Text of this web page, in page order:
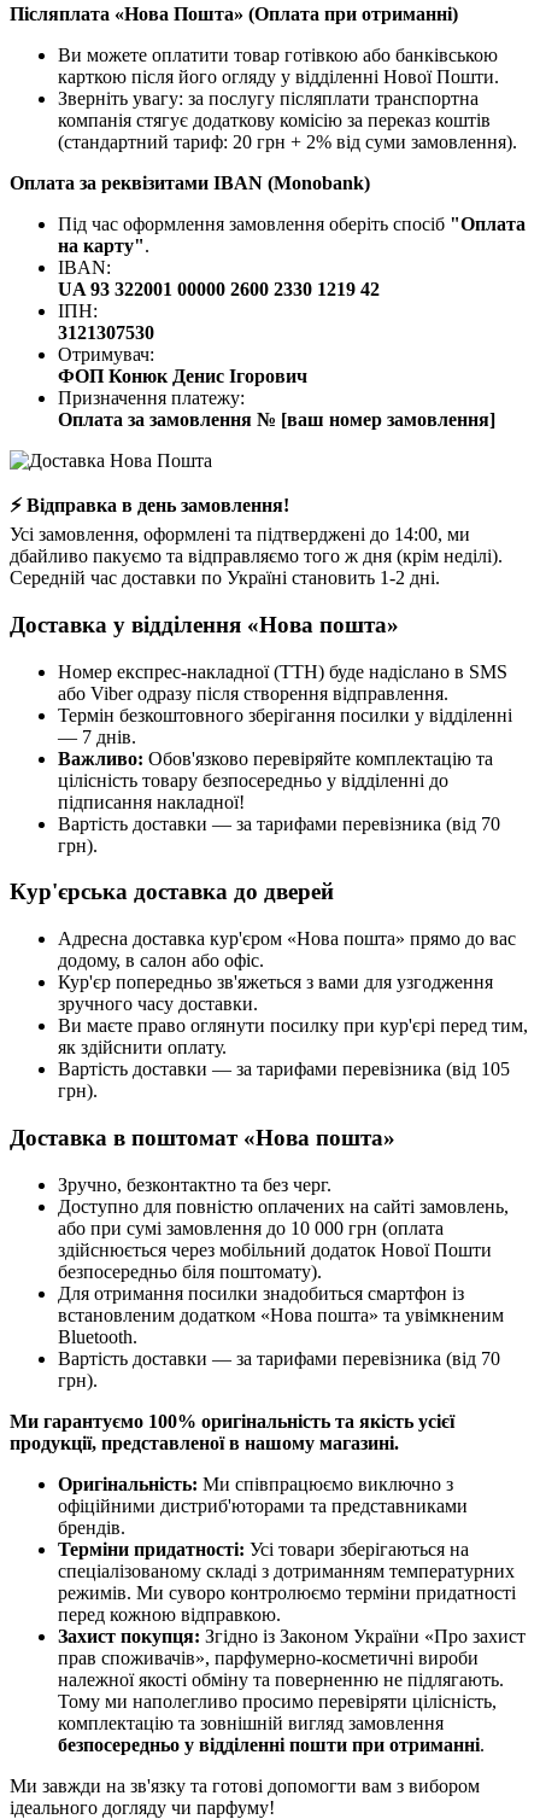
Післяплата «Нова Пошта» (Оплата при отриманні)
Ви можете оплатити товар готівкою або банківською
карткою після його огляду у відділенні Нової Пошти.
Зверніть увагу: за послугу післяплати транспортна
компанія стягує додаткову комісію за переказ коштів
(стандартний тариф: 20 грн + 2% від суми замовлення).
Оплата за реквізитами IBAN (Monobank)
Під час оформлення замовлення оберіть спосіб "Оплата
на карту".
IBAN:
UA 93 322001 00000 2600 2330 1219 42
ІПН:
3121307530
Отримувач:
ФОП Конюк Денис Ігорович
Призначення платежу:
Оплата за замовлення № [ваш номер замовлення]
⚡ Відправка в день замовлення!
Усі замовлення, оформлені та підтверджені до 14:00, ми
дбайливо пакуємо та відправляємо того ж дня (крім неділі).
Середній час доставки по Україні становить 1-2 дні.
Доставка у відділення «Нова пошта»
Номер експрес-накладної (ТТН) буде надіслано в SMS
або Viber одразу після створення відправлення.
Термін безкоштовного зберігання посилки у відділенні
— 7 днів.
Важливо: Обов'язково перевіряйте комплектацію та
цілісність товару безпосередньо у відділенні до
підписання накладної!
Вартість доставки — за тарифами перевізника (від 70
грн).
Кур'єрська доставка до дверей
Адресна доставка кур'єром «Нова пошта» прямо до вас
додому, в салон або офіс.
Кур'єр попередньо зв'яжеться з вами для узгодження
зручного часу доставки.
Ви маєте право оглянути посилку при кур'єрі перед тим,
як здійснити оплату.
Вартість доставки — за тарифами перевізника (від 105
грн).
Доставка в поштомат «Нова пошта»
Зручно, безконтактно та без черг.
Доступно для повністю оплачених на сайті замовлень,
або при сумі замовлення до 10 000 грн (оплата
здійснюється через мобільний додаток Нової Пошти
безпосередньо біля поштомату).
Для отримання посилки знадобиться смартфон із
встановленим додатком «Нова пошта» та увімкненим
Bluetooth.
Вартість доставки — за тарифами перевізника (від 70
грн).
Ми гарантуємо 100% оригінальність та якість усієї
продукції, представленої в нашому магазині.
Оригінальність: Ми співпрацюємо виключно з
офіційними дистриб'юторами та представниками
брендів.
Терміни придатності: Усі товари зберігаються на
спеціалізованому складі з дотриманням температурних
режимів. Ми суворо контролюємо терміни придатності
перед кожною відправкою.
Захист покупця: Згідно із Законом України «Про захист
прав споживачів», парфумерно-косметичні вироби
належної якості обміну та поверненню не підлягають.
Тому ми наполегливо просимо перевіряти цілісність,
комплектацію та зовнішній вигляд замовлення
безпосередньо у відділенні пошти при отриманні.
Ми завжди на зв'язку та готові допомогти вам з вибором
ідеального догляду чи парфуму!